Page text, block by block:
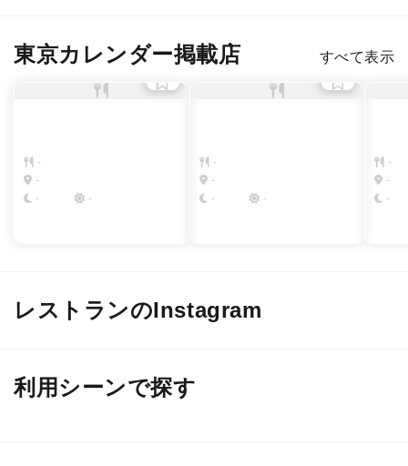
東京カレンダー掲載店 すべて表示
-
-
-
-
-
-
-
-
-
-
-
レストランのInstagram
@ mill_ceppi @ mill_ceppi
利用シーンで探す